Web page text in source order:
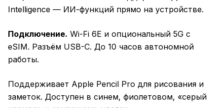
Intelligence — ИИ-функций прямо на устройстве.
Подключение. Wi-Fi 6E и опциональный 5G с
eSIM. Разъём USB-C. До 10 часов автономной
работы.
Поддерживает Apple Pencil Pro для рисования и
заметок. Доступен в синем, фиолетовом, «серый